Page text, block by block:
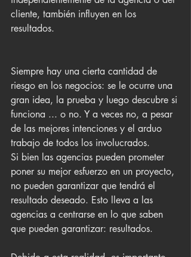
cliente, también influyen en los
resultados.
Siempre hay una cierta cantidad de
riesgo en los negocios: se le ocurre una
gran idea, la prueba y luego descubre si
funciona ... o no. Y a veces no, a pesar
de las mejores intenciones y el arduo
trabajo de todos los involucrados.
Si bien las agencias pueden prometer
poner su mejor esfuerzo en un proyecto,
no pueden garantizar que tendrá el
resultado deseado. Esto lleva a las
agencias a centrarse en lo que saben
que pueden garantizar: resultados.